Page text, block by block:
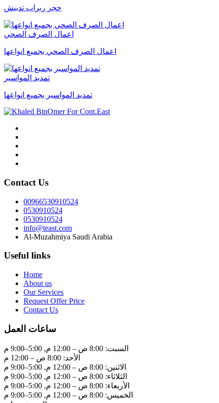
حجر ربراب تدبيش
اعمال الصرف الصحي
اعمال الصرف الصحي بجميع انواعها
تمديد المواسير
تمديد المواسير بجميع انواعها
Contact Us
00966530910524
0530910524
0530910524
info@teast.com
Al-Muzahmiya Saudi Arabia
Useful links
Home
About us
Our Services
Request Offer Price
Contact Us
ساعات العمل
السبت: 8:00 ص – 12:00 م, 5:00–9:00 م
الأحد: 8:00 ص – 12:00 م
الاثنين: 8:00 ص – 12:00 م, 5:00–9:00 م
الثلاثاء: 8:00 ص – 12:00 م, 5:00–9:00 م
الأربعاء: 8:00 ص – 12:00 م, 5:00–9:00 م
الخميس: 8:00 ص – 12:00 م, 5:00–9:00 م